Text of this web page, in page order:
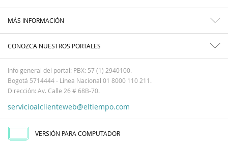
MÁS INFORMACIÓN
CONOZCA NUESTROS PORTALES
Info general del portal: PBX: 57 (1) 2940100.
Bogotá 5714444 - Línea Nacional 01 8000 110 211.
Dirección: Av. Calle 26 # 68B-70.
servicioalclienteweb@eltiempo.com
VERSIÓN PARA COMPUTADOR